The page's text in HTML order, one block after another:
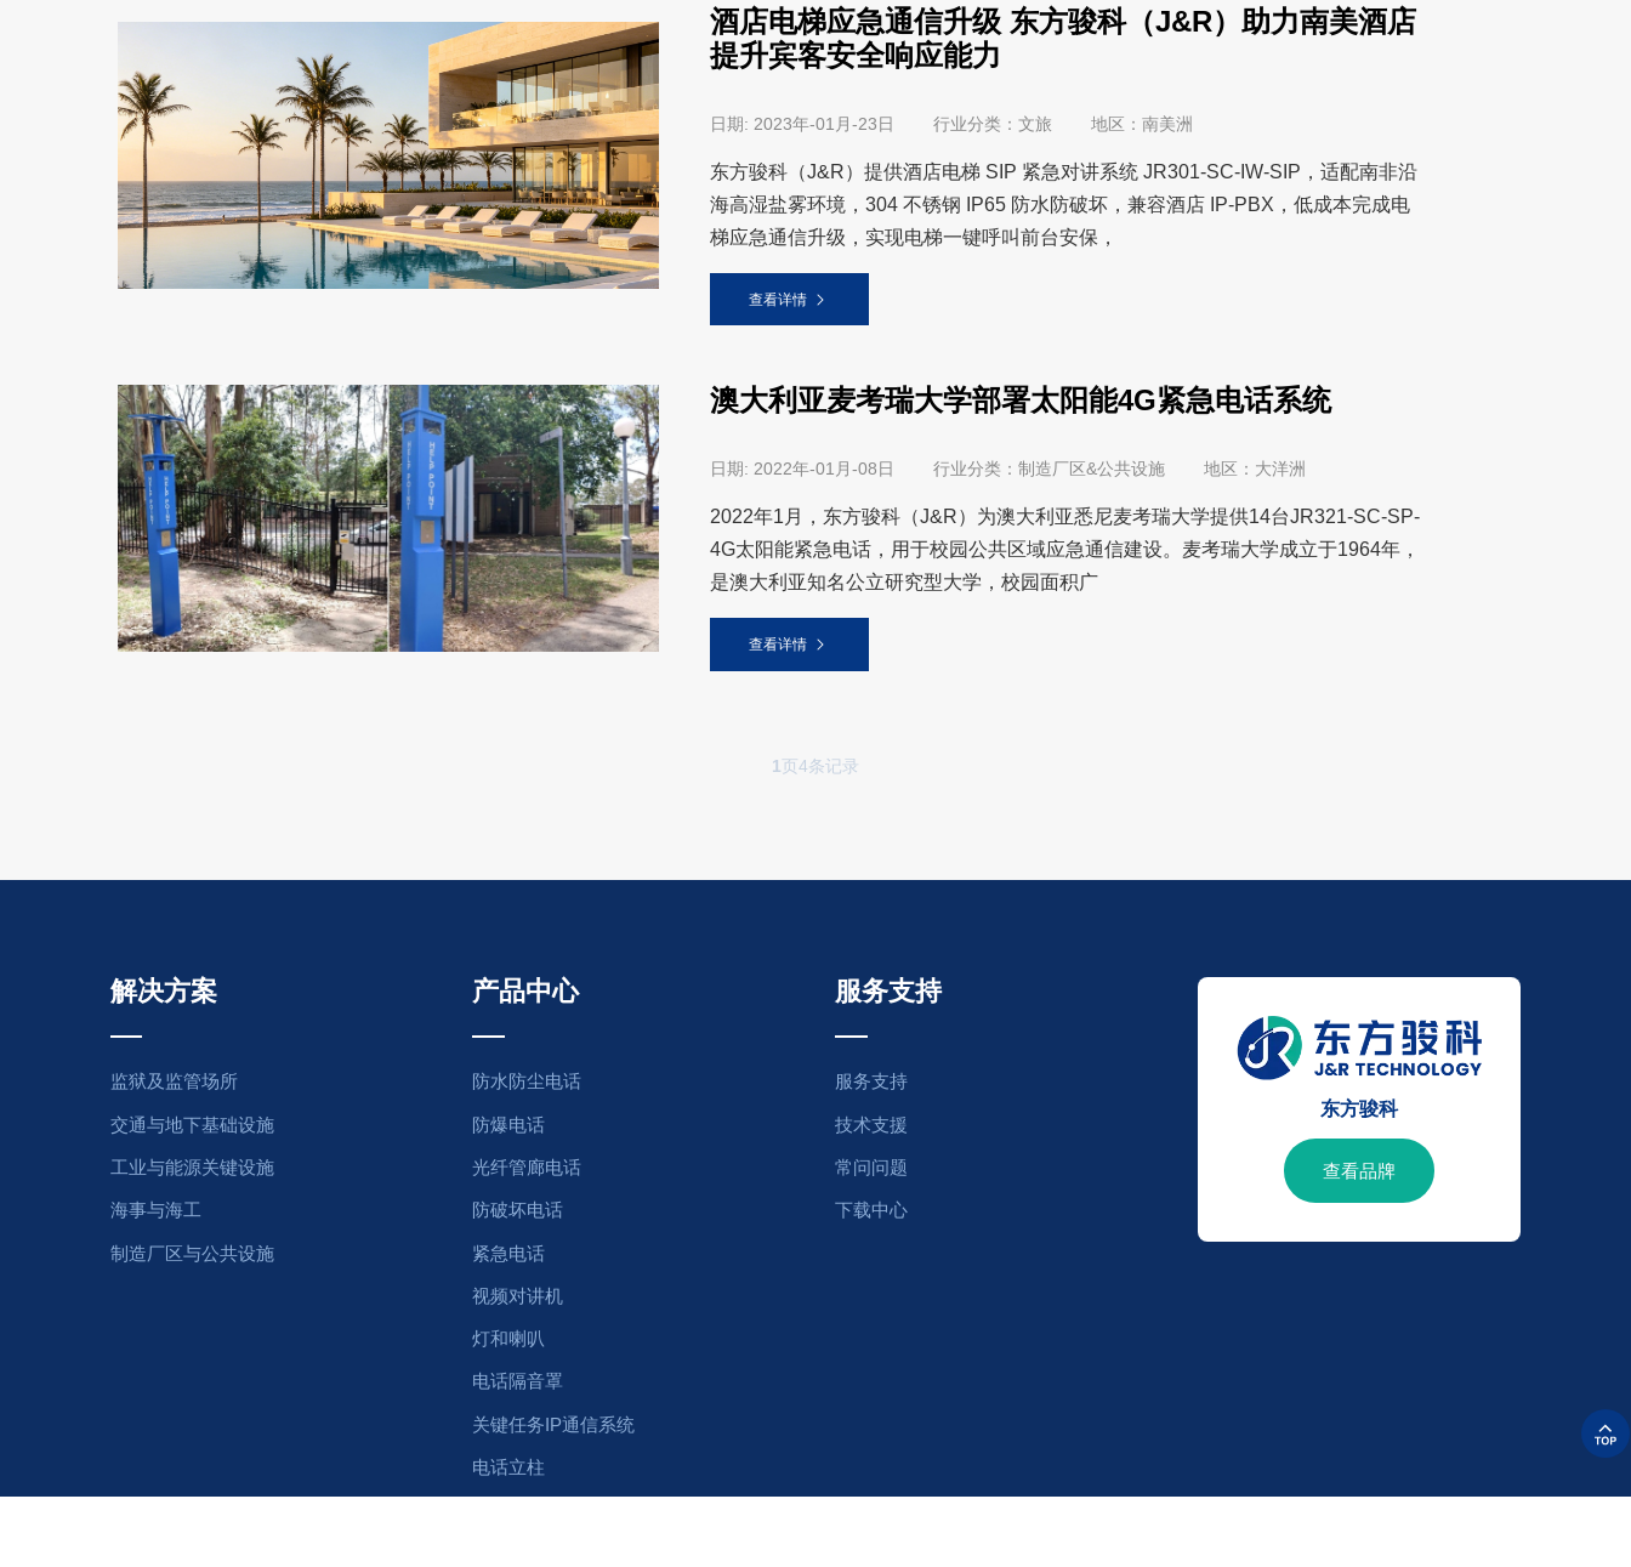
酒店电梯应急通信升级 东方骏科（J&R）助力南美酒店
提升宾客安全响应能力
日期: 2023年-01月-23日 行业分类：文旅 地区：南美洲
东方骏科（J&R）提供酒店电梯 SIP 紧急对讲系统 JR301-SC-IW-SIP，适配南非沿
海高湿盐雾环境，304 不锈钢 IP65 防水防破坏，兼容酒店 IP-PBX，低成本完成电
梯应急通信升级，实现电梯一键呼叫前台安保，
查看详情
澳大利亚麦考瑞大学部署太阳能4G紧急电话系统
日期: 2022年-01月-08日 行业分类：制造厂区&公共设施 地区：大洋洲
2022年1月，东方骏科（J&R）为澳大利亚悉尼麦考瑞大学提供14台JR321-SC-SP-
4G太阳能紧急电话，用于校园公共区域应急通信建设。麦考瑞大学成立于1964年，
是澳大利亚知名公立研究型大学，校园面积广
查看详情
1页4条记录
解决方案
监狱及监管场所
交通与地下基础设施
工业与能源关键设施
海事与海工
制造厂区与公共设施
产品中心
防水防尘电话
防爆电话
光纤管廊电话
防破坏电话
紧急电话
视频对讲机
灯和喇叭
电话隔音罩
关键任务IP通信系统
电话立柱
服务支持
服务支持
技术支援
常问问题
下载中心
东方骏科
查看品牌